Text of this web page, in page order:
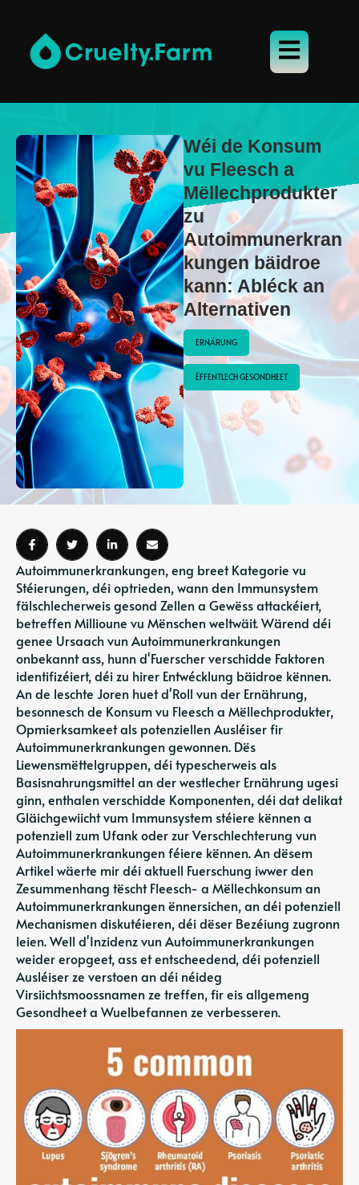
Wéi de Konsum
vu Fleesch a
Mëllechprodukter
zu
Autoimmunerkran
kungen bäidroe
kann: Abléck an
Alternativen
ERNÄRUNG
ËFFENTLECH GESONDHEET
Autoimmunerkrankungen, eng breet Kategorie vu
Stéierungen, déi optrieden, wann den Immunsystem
fälschlecherweis gesond Zellen a Gewëss attackéiert,
betreffen Millioune vu Mënschen weltwäit. Wärend déi
genee Ursaach vun Autoimmunerkrankungen
onbekannt ass, hunn d'Fuerscher verschidde Faktoren
identifizéiert, déi zu hirer Entwécklung bäidroe kënnen.
An de leschte Joren huet d'Roll vun der Ernährung,
besonnesch de Konsum vu Fleesch a Mëllechprodukter,
Opmierksamkeet als potenziellen Ausléiser fir
Autoimmunerkrankungen gewonnen. Dës
Liewensmëttelgruppen, déi typescherweis als
Basisnahrungsmittel an der westlecher Ernährung ugesi
ginn, enthalen verschidde Komponenten, déi dat delikat
Gläichgewiicht vum Immunsystem stéiere kënnen a
potenziell zum Ufank oder zur Verschlechterung vun
Autoimmunerkrankungen féiere kënnen. An dësem
Artikel wäerte mir déi aktuell Fuerschung iwwer den
Zesummenhang tëscht Fleesch- a Mëllechkonsum an
Autoimmunerkrankungen ënnersichen, an déi potenziell
Mechanismen diskutéieren, déi dëser Bezéiung zugronn
leien. Well d'Inzidenz vun Autoimmunerkrankungen
weider eropgeet, ass et entscheedend, déi potenziell
Ausléiser ze verstoen an déi néideg
Virsiichtsmoossnamen ze treffen, fir eis allgemeng
Gesondheet a Wuelbefannen ze verbesseren.